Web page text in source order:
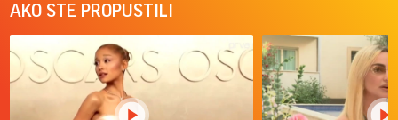
AKO STE PROPUSTILI